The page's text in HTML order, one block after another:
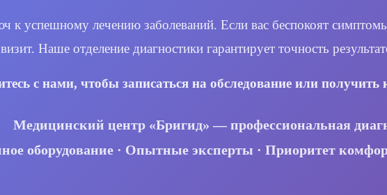
к успешному лечению заболеваний. Если вас беспокоят
Наше отделение диагностики гарантирует точность
с нами, чтобы записаться на обследование или получить
Медицинский центр «Бригид» — профессиональная
оборудование · Опытные эксперты · Приоритет